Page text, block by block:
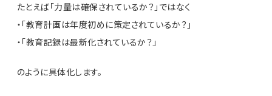
たとえば「力量は確保されているか？」ではなく
・「教育計画は年度初めに策定されているか？」
・「教育記録は最新化されているか？」
のように具体化します。